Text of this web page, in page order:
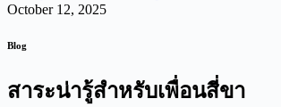
October 12, 2025
Blog
สาระน่ารู้สำหรับเพื่อนสี่ขา